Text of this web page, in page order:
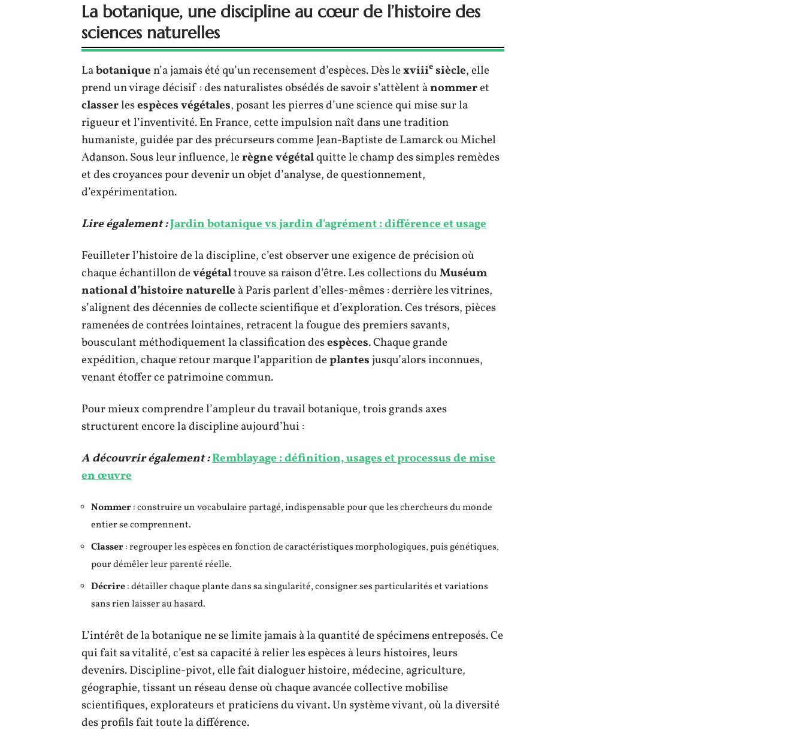
La botanique, une discipline au cœur de l’histoire des
sciences naturelles
Labotaniquen’a jamais été qu’un recensement d’espèces. Dès lexviiie siècle, elle
prend un virage décisif : des naturalistes obsédés de savoir s’attèlent ànommeret
classerlesespèces végétales, posant les pierres d’une science qui mise sur la
rigueur et l’inventivité. En France, cette impulsion naît dans une tradition
humaniste, guidée par des précurseurs comme Jean-Baptiste de Lamarck ou Michel
Adanson. Sous leur influence, lerègne végétalquitte le champ des simples remèdes
et des croyances pour devenir un objet d’analyse, de questionnement,
d’expérimentation.
Lire également :Jardin botanique vs jardin d'agrément : différence et usage
Feuilleter l’histoire de la discipline, c’est observer une exigence de précision où
chaque échantillon devégétaltrouve sa raison d’être. Les collections duMuséum
national d’histoire naturelle à Paris parlent d’elles-mêmes : derrière les vitrines,
s’alignent des décennies de collecte scientifique et d’exploration. Ces trésors, pièces
ramenées de contrées lointaines, retracent la fougue des premiers savants,
bousculant méthodiquement la classification desespèces. Chaque grande
expédition, chaque retour marque l’apparition deplantesjusqu’alors inconnues,
venant étoffer ce patrimoine commun.
Pour mieux comprendre l’ampleur du travail botanique, trois grands axes
structurent encore la discipline aujourd’hui :
A découvrir également :Remblayage : définition, usages et processus de mise
en œuvre
Nommer: construire un vocabulaire partagé, indispensable pour que les chercheurs du monde
entier se comprennent.
Classer: regrouper les espèces en fonction de caractéristiques morphologiques, puis génétiques,
pour démêler leur parenté réelle.
Décrire: détailler chaque plante dans sa singularité, consigner ses particularités et variations
sans rien laisser au hasard.
L’intérêt de la botanique ne se limite jamais à la quantité de spécimens entreposés. Ce
qui fait sa vitalité, c’est sa capacité à relier les espèces à leurs histoires, leurs
devenirs. Discipline-pivot, elle fait dialoguer histoire, médecine, agriculture,
géographie, tissant un réseau dense où chaque avancée collective mobilise
scientifiques, explorateurs et praticiens du vivant. Un système vivant, où la diversité
des profils fait toute la différence.